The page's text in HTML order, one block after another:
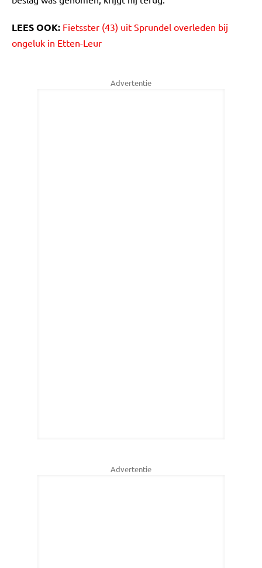
LEES OOK: Fietsster (43) uit Sprundel overleden bij
ongeluk in Etten-Leur
Advertentie
Advertentie